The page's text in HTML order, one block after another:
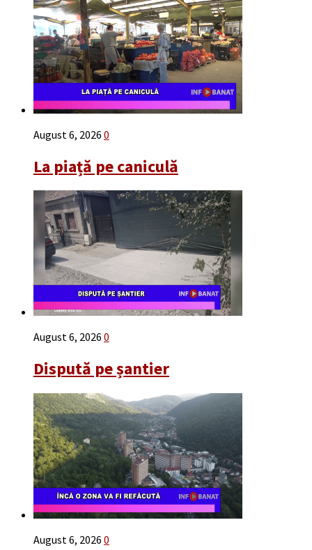
August 6, 2026 0
La piață pe caniculă
August 6, 2026 0
Dispută pe șantier
August 6, 2026 0